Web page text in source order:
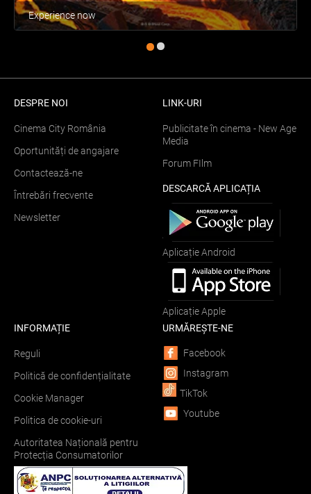
Experience now
DESPRE NOI
Cinema City România
Oportunități de angajare
Contactează-ne
Întrebări frecvente
Newsletter
LINK-URI
Publicitate în cinema - New Age
Media
Forum FIlm
DESCARCĂ APLICAȚIA
Aplicație Android
Aplicație Apple
INFORMAȚIE
Reguli
Politică de confidențialitate
Cookie Manager
Politica de cookie-uri
Autoritatea Națională pentru
Protecția Consumatorilor
URMĂREȘTE-NE
Facebook
Instagram
TikTok
Youtube